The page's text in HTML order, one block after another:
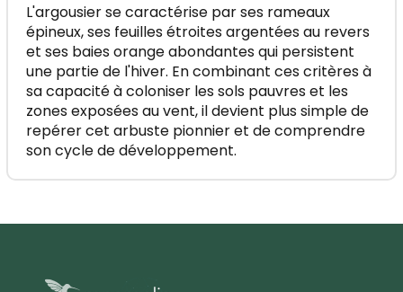
L'argousier se caractérise par ses rameaux
épineux, ses feuilles étroites argentées au revers
et ses baies orange abondantes qui persistent
une partie de l'hiver. En combinant ces critères à
sa capacité à coloniser les sols pauvres et les
zones exposées au vent, il devient plus simple de
repérer cet arbuste pionnier et de comprendre
son cycle de développement.